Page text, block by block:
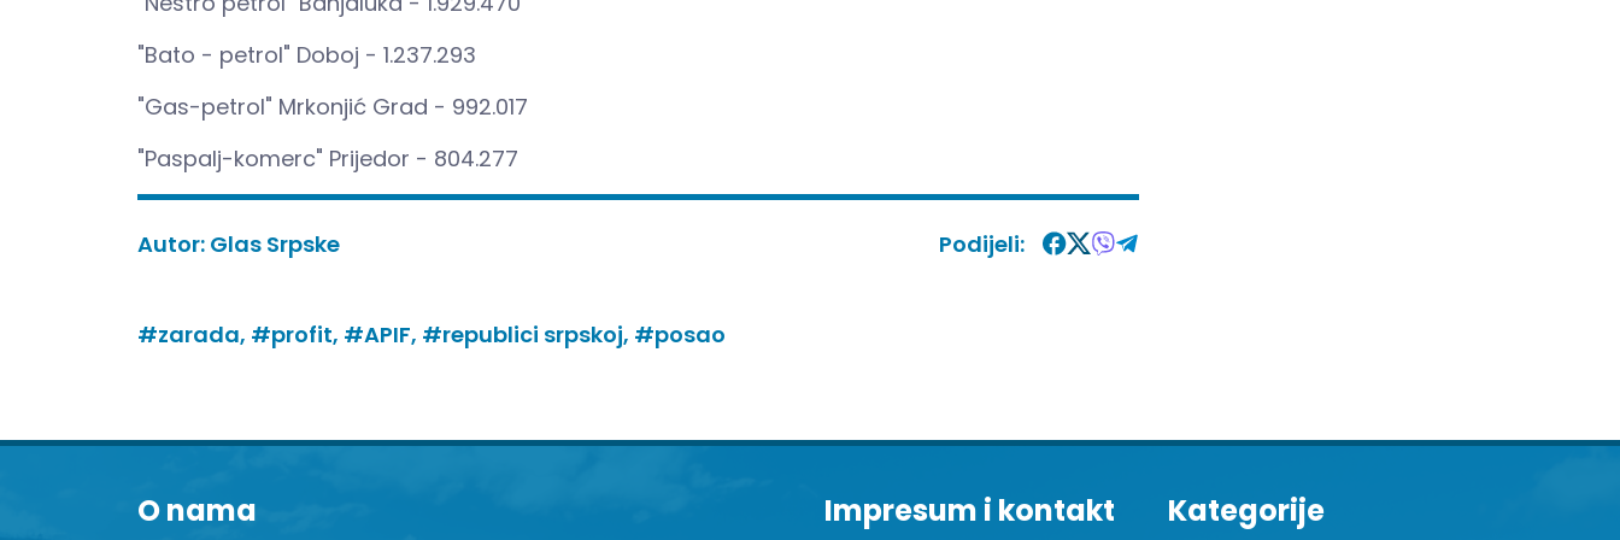
"Bato - petrol" Doboj - 1.237.293
"Gas-petrol" Mrkonjić Grad - 992.017
"Paspalj-komerc" Prijedor - 804.277
Autor: Glas Srpske Podijeli:
#zarada, #profit, #APIF, #republici srpskoj, #posao
O nama Impresum i kontakt Kategorije